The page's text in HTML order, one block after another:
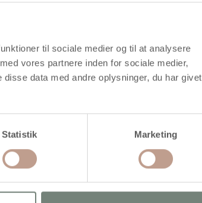
til sociale medier og til at analysere
vores partnere inden for sociale medier,
data med andre oplysninger, du har givet
Statistik Marketing